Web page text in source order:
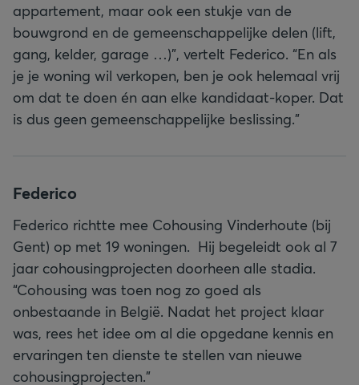
appartement, maar ook een stukje van de
bouwgrond en de gemeenschappelijke delen (lift,
gang, kelder, garage …)”, vertelt Federico. “En als
je je woning wil verkopen, ben je ook helemaal vrij
om dat te doen én aan elke kandidaat-koper. Dat
is dus geen gemeenschappelijke beslissing.”
Federico
Federico richtte mee Cohousing Vinderhoute (bij
Gent) op met 19 woningen. Hij begeleidt ook al 7
jaar cohousingprojecten doorheen alle stadia.
“Cohousing was toen nog zo goed als
onbestaande in België. Nadat het project klaar
was, rees het idee om al die opgedane kennis en
ervaringen ten dienste te stellen van nieuwe
cohousingprojecten.”